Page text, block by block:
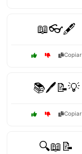
📖👓🖋️
Copiar
📚🖊️📝💡
Copiar
🔍📖📝